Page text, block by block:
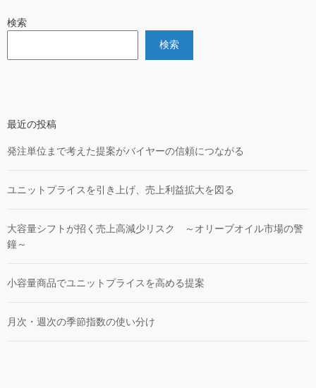
検索
検索
最近の投稿
発注単位まで考えた提案がバイヤーの信頼につながる
ユニットプライスを引き上げ、売上利益拡大を図る
大容量シフトが招く売上高減少リスク ～オリーブオイル市場の警
鐘～
小容量商品でユニットプライスを高める提案
月次・週次の季節指数の使い分け